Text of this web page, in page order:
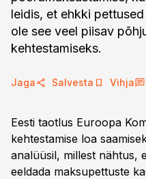
leidis, et ehkki
ole see veel piisav
kehtestamiseks.
Jaga Salvesta Vihja
Eesti taotlus Euroopa
kehtestamise loa
analüüsil, millest nähtus,
eeldada maksupettuste